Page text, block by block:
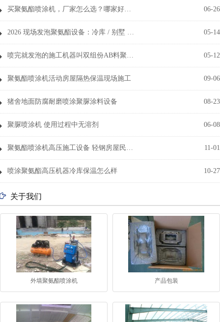
买聚氨酯喷涂机，厂家怎么选？哪家好？30条掏心窝子的避坑问答（2026版） 06-26
2026 现场发泡聚氨酯设备：冷库 / 别墅 / 民房保温 + 修补，一台顶一个施工队 05-14
喷完就发泡的施工机器叫双组份AB料聚氨酯喷涂设备 05-12
聚氨酯喷涂机活动房屋隔热保温现场施工 09-06
猪舍地面防腐耐磨喷涂聚脲涂料设备 08-23
聚脲喷涂机 使用过程中无溶剂 06-08
聚氨酯喷涂机高压施工设备 轻钢房屋民宿保温隔音 11-01
喷涂聚氨酯高压机器冷库保温怎么样 10-27
关于我们
外墙聚氨酯喷涂机 产品包装